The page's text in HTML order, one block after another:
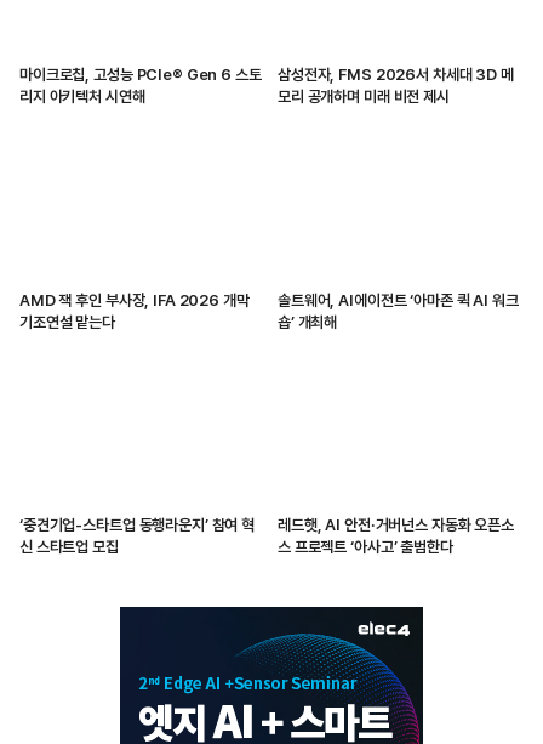
마이크로칩, 고성능 PCIe® Gen 6 스토
리지 아키텍처 시연해
삼성전자, FMS 2026서 차세대 3D 메
모리 공개하며 미래 비전 제시
AMD 잭 후인 부사장, IFA 2026 개막
기조연설 맡는다
솔트웨어, AI에이전트 ‘아마존 퀵 AI 워크
숍’ 개최해
‘중견기업-스타트업 동행라운지’ 참여 혁
신 스타트업 모집
레드햇, AI 안전·거버넌스 자동화 오픈소
스 프로젝트 ‘아사고’ 출범한다